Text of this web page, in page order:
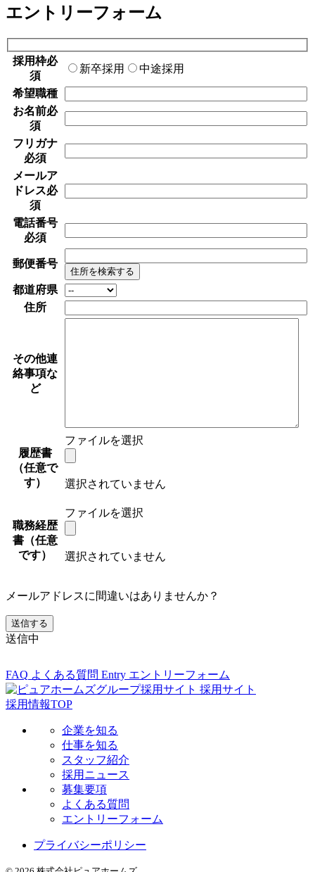
エントリーフォーム
採用枠必
須
新卒採用 中途採用
希望職種
お名前必
須
フリガナ
必須
メールア
ドレス必
須
電話番号
必須
郵便番号
住所を検索する
都道府県
住所
その他連
絡事項な
ど
履歴書
（任意で
す）
ファイルを選択
選択されていません
職務経歴
書（任意
です）
ファイルを選択
選択されていません
メールアドレスに間違いはありませんか？
送信中
FAQ よくある質問 Entry エントリーフォーム
採用サイト
採用情報TOP
企業を知る
仕事を知る
スタッフ紹介
採用ニュース
募集要項
よくある質問
エントリーフォーム
プライバシーポリシー